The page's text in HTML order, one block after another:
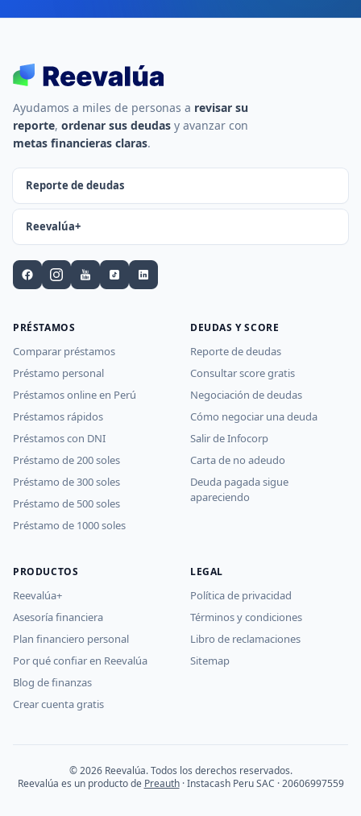
Ayudamos a miles de personas a revisar su
reporte, ordenar sus deudas y avanzar con
metas financieras claras.
Reporte de deudas
Reevalúa+
PRÉSTAMOS
Comparar préstamos
Préstamo personal
Préstamos online en Perú
Préstamos rápidos
Préstamos con DNI
Préstamo de 200 soles
Préstamo de 300 soles
Préstamo de 500 soles
Préstamo de 1000 soles
DEUDAS Y SCORE
Reporte de deudas
Consultar score gratis
Negociación de deudas
Cómo negociar una deuda
Salir de Infocorp
Carta de no adeudo
Deuda pagada sigue
apareciendo
PRODUCTOS
Reevalúa+
Asesoría financiera
Plan financiero personal
Por qué confiar en Reevalúa
Blog de finanzas
Crear cuenta gratis
LEGAL
Política de privacidad
Términos y condiciones
Libro de reclamaciones
Sitemap
© 2026 Reevalúa. Todos los derechos reservados.
Reevalúa es un producto de Preauth· Instacash Peru SAC · 20606997559